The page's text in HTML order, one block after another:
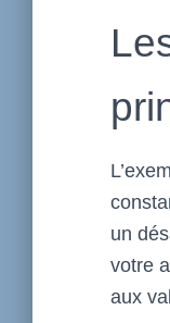
un
votre
aux